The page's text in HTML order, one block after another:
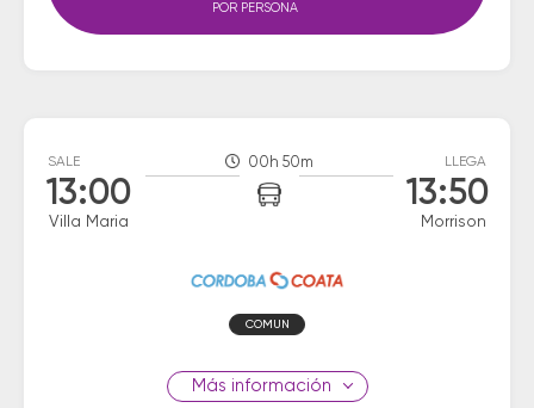
POR PERSONA
SALE
13:00
Villa Maria
00h 50m LLEGA
13:50
Morrison
COMUN
información